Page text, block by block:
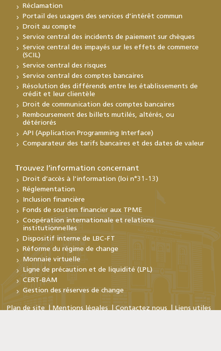
Réclamation
Portail des usagers des services d’intérêt commun
Droit au compte
Service central des incidents de paiement sur chèques
Service central des impayés sur les effets de commerce
(SCIL)
Service central des risques
Service central des comptes bancaires
Résolution des différends entre les établissements de
crédit et leur clientèle
Droit de communication des comptes bancaires
Remboursement des billets mutilés, altérés, ou
détériorés
API (Application Programming Interface)
Comparateur des tarifs bancaires et des dates de valeur
Trouvez l’information concernant
Droit d’accès à l’information (loi n°31-13)
Réglementation
Inclusion financière
Fonds de soutien financier aux TPME
Coopération internationale et relations
institutionnelles
Dispositif interne de LBC-FT
Réforme du régime de change
Monnaie virtuelle
Ligne de précaution et de liquidité (LPL)
CERT-BAM
Gestion des réserves de change
Plan de site Mentions légales Contactez nous Liens utiles